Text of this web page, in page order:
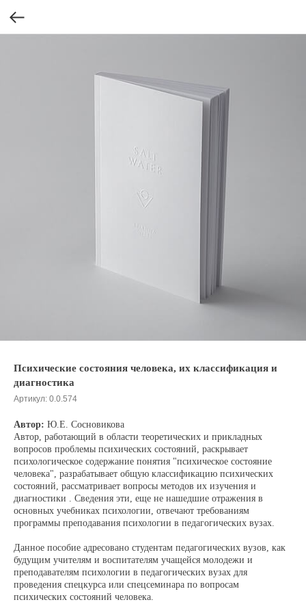
Психические состояния человека, их классификация и
диагностика
Артикул: 0.0.574
Автор: Ю.Е. Сосновикова
Автор, работающий в области теоретических и прикладных
вопросов проблемы психических состояний, раскрывает
психологическое содержание понятия "психическое состояние
человека", разрабатывает общую классификацию психических
состояний, рассматривает вопросы методов их изучения и
диагностики . Сведения эти, еще не нашедшие отражения в
основных учебниках психологии, отвечают требованиям
программы преподавания психологии в педагогических вузах.
Данное пособие адресовано студентам педагогических вузов, как
будущим учителям и воспитателям учащейся молодежи и
преподавателям психологии в педагогических вузах для
проведения спецкурса или спецсеминара по вопросам
психических состояний человека.